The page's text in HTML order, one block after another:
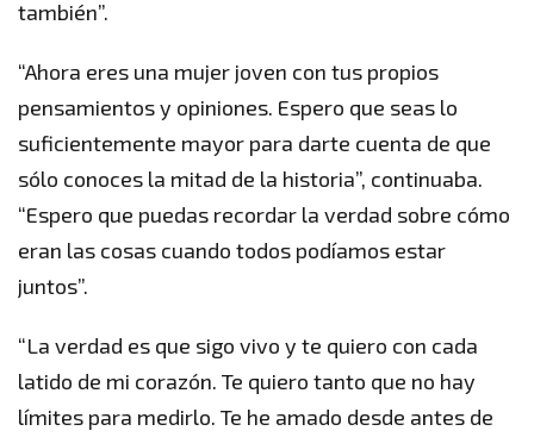
también”.
“Ahora eres una mujer joven con tus propios
pensamientos y opiniones. Espero que seas lo
suficientemente mayor para darte cuenta de que
sólo conoces la mitad de la historia”, continuaba.
“Espero que puedas recordar la verdad sobre cómo
eran las cosas cuando todos podíamos estar
juntos”.
“La verdad es que sigo vivo y te quiero con cada
latido de mi corazón. Te quiero tanto que no hay
límites para medirlo. Te he amado desde antes de